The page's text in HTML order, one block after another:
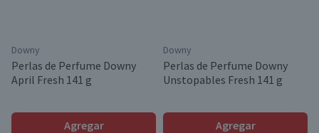
Downy
Perlas de Perfume Downy
April Fresh 141 g
Agregar
Downy
Perlas de Perfume Downy
Unstopables Fresh 141 g
Agregar